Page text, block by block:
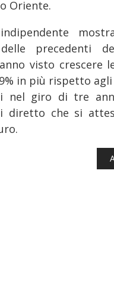
Oriente.
precedenti
visto crescere
in più rispetto
nel giro di tre
diretto che si
FERROVIE: